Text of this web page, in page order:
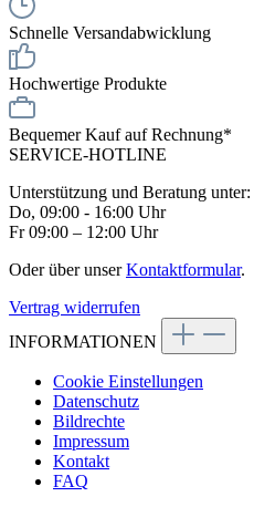
Schnelle Versandabwicklung
Hochwertige Produkte
Bequemer Kauf auf Rechnung*
SERVICE-HOTLINE
Unterstützung und Beratung unter:
Do, 09:00 - 16:00 Uhr
Fr 09:00 – 12:00 Uhr
Oder über unserKontaktformular.
Vertrag widerrufen
INFORMATIONEN
Cookie Einstellungen
Datenschutz
Bildrechte
Impressum
Kontakt
FAQ